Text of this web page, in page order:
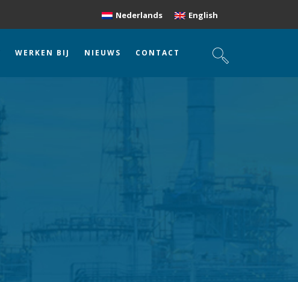
Nederlands English
WERKEN BIJ NIEUWS CONTACT